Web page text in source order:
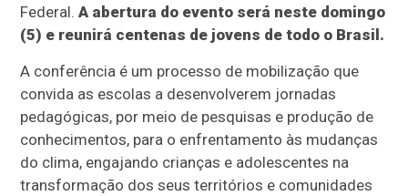
Federal.A abertura do evento será neste domingo
(5) e reunirá centenas de jovens de todo o Brasil.
A conferência é um processo de mobilização que
convida as escolas a desenvolverem jornadas
pedagógicas, por meio de pesquisas e produção de
conhecimentos, para o enfrentamento às mudanças
do clima, engajando crianças e adolescentes na
transformação dos seus territórios e comunidades